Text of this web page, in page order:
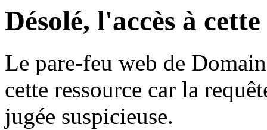
Désolé, l'accès à
Le pare-feu web de
cette ressource car la
jugée suspicieuse.